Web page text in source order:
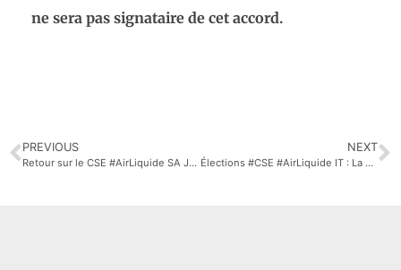
ne sera pas signataire de cet accord.
PREVIOUS
Retour sur le CSE #AirLiquide SA Juin 2019
NEXT
Élections #CSE #AirLiquide IT : La Direction et ses complices bafouent le droit des salariés !